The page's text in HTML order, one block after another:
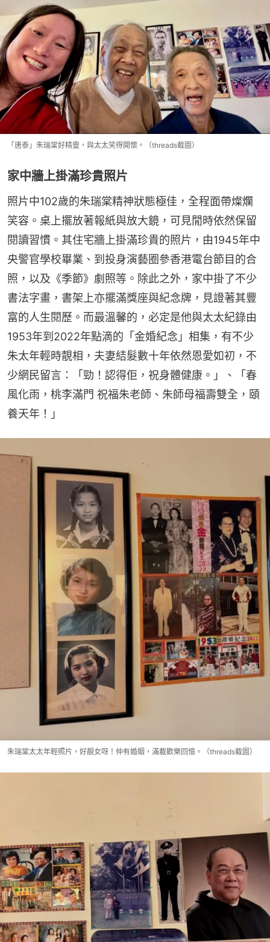
「唐泰」朱瑞棠好精靈，與太太笑得開懷。（threads截圖）
家中牆上掛滿珍貴照片
照片中102歲的朱瑞棠精神狀態極佳，全程面帶燦爛
笑容。桌上擺放著報紙與放大鏡，可見閒時依然保留
閱讀習慣。其住宅牆上掛滿珍貴的照片，由1945年中
央警官學校畢業、到投身演藝圈參香港電台節目的合
照，以及《季節》劇照等。除此之外，家中掛了不少
書法字畫，書架上亦擺滿獎座與紀念牌，見證著其豐
富的人生閱歷。而最溫馨的，必定是他與太太紀錄由
1953年到2022年點滴的「金婚紀念」相集，有不少
朱太年輕時靚相，夫妻結髮數十年依然恩愛如初，不
少網民留言：「勁！認得佢，祝身體健康。」、「春
風化雨，桃李滿門 祝福朱老師、朱師母福壽雙全，頤
養天年！」
朱瑞棠太太年輕照片，好靚女呀！仲有婚姻，滿載歡樂回憶。（threads截圖）